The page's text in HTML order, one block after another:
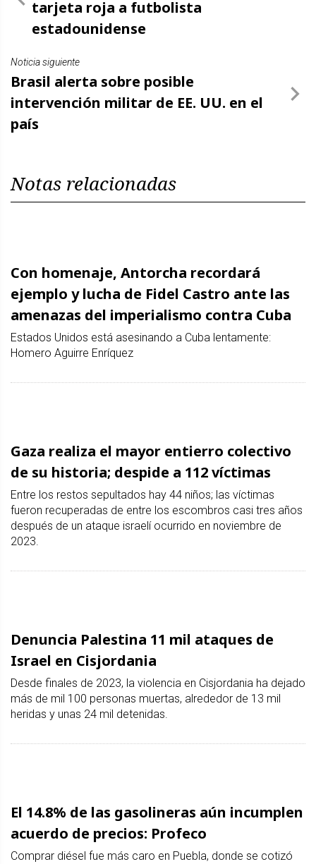
tarjeta roja a futbolista
estadounidense
Noticia siguiente
Brasil alerta sobre posible
intervención militar de EE. UU. en el
país
Notas relacionadas
Con homenaje, Antorcha recordará
ejemplo y lucha de Fidel Castro ante las
amenazas del imperialismo contra Cuba
Estados Unidos está asesinando a Cuba lentamente:
Homero Aguirre Enríquez
Gaza realiza el mayor entierro colectivo
de su historia; despide a 112 víctimas
Entre los restos sepultados hay 44 niños; las víctimas
fueron recuperadas de entre los escombros casi tres años
después de un ataque israelí ocurrido en noviembre de
2023.
Denuncia Palestina 11 mil ataques de
Israel en Cisjordania
Desde finales de 2023, la violencia en Cisjordania ha dejado
más de mil 100 personas muertas, alrededor de 13 mil
heridas y unas 24 mil detenidas.
El 14.8% de las gasolineras aún incumplen
acuerdo de precios: Profeco
Comprar diésel fue más caro en Puebla, donde se cotizó